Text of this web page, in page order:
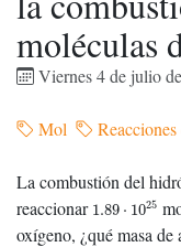
moléculas
Viernes 4 de julio
Mol
La combustión del
reaccionar 1.89 ⋅ 1025
1.89 1025
oxígeno, ¿qué masa de